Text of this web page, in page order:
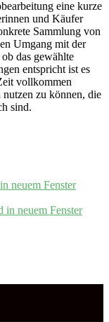
eine kurze
und Käufer
Sammlung von
Umgang mit der
das gewählte
entspricht ist es
vollkommen
zu können, die
sind.
neuem Fenster
neuem Fenster